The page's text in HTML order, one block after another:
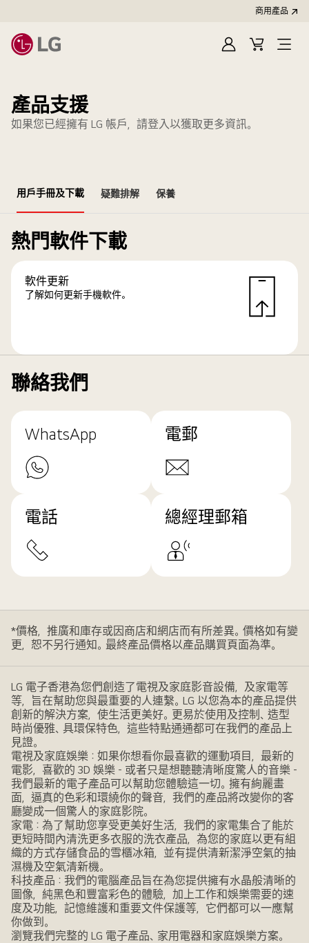
商用產品
登
購
產品支援
如果您已經擁有 LG 帳戶，請登入以獲取更多資訊。
用戶手冊及下載 疑難排解 保養
熱門軟件下載
軟件更新
了解如何更新手機軟件。
聯絡我們
WhatsApp 電郵
電話 總經理郵箱
*價格，推廣和庫存或因商店和網店而有所差異。價格如有變
更，恕不另行通知。最終產品價格以產品購買頁面為準。
LG 電子香港為您們創造了電視及家庭影音設備，及家電等
等，旨在幫助您與最重要的人連繫。LG 以您為本的產品提供
創新的解決方案，使生活更美好。更易於使用及控制、造型
時尚優雅、具環保特色，這些特點通通都可在我們的產品上
見證。
電視及家庭娛樂：如果你想看你最喜歡的運動項目，最新的
電影，喜歡的 3D 娛樂 - 或者只是想聽聽清晰度驚人的音樂 -
我們最新的電子產品可以幫助您體驗這一切。擁有絢麗畫
面，逼真的色彩和環繞你的聲音，我們的產品將改變你的客
廳變成一個驚人的家庭影院。
家電：為了幫助您享受更美好生活，我們的家電集合了能於
更短時間內清洗更多衣服的洗衣產品，為您的家庭以更有組
織的方式存儲食品的雪櫃冰箱，並有提供清新潔淨空氣的抽
濕機及空氣清新機。
科技產品：我們的電腦產品旨在為您提供擁有水晶般清晰的
圖像，純黑色和豐富彩色的體驗，加上工作和娛樂需要的速
度及功能，記憶維護和重要文件保護等，它們都可以一應幫
你做到。
瀏覽我們完整的 LG 電子產品、家用電器和家庭娛樂方案。